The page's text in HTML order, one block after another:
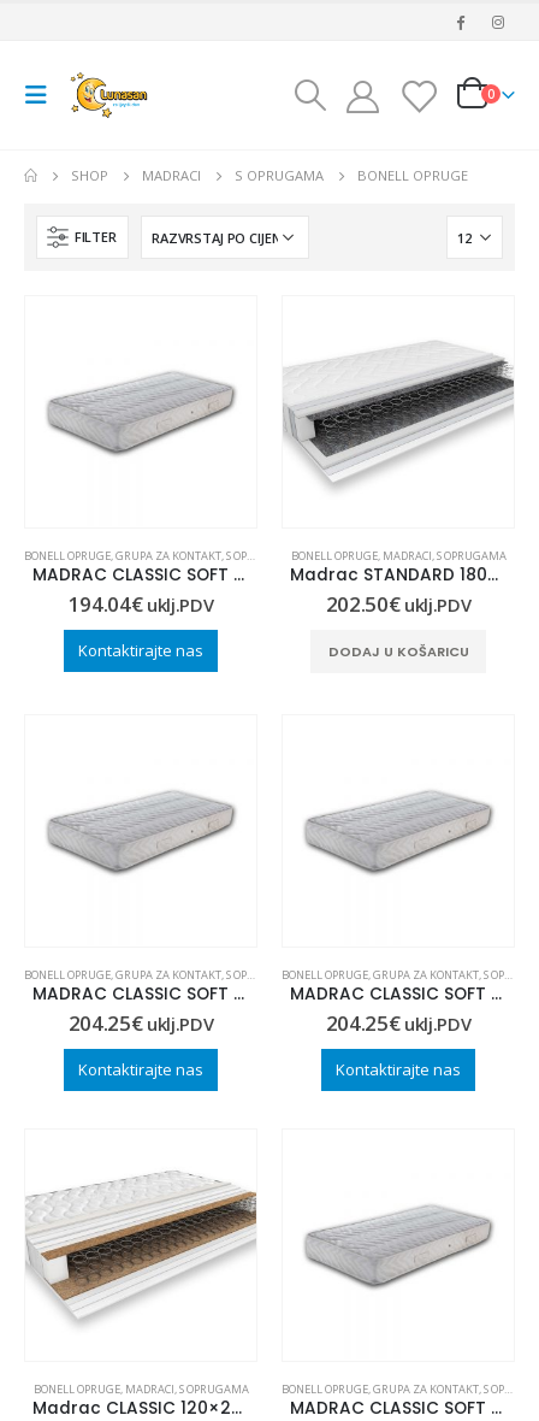
0
SHOP MADRACI S OPRUGAMA BONELL OPRUGE
FILTER
BONELL OPRUGE,GRUPA ZA KONTAKT,S OPRUGAMA
MADRAC CLASSIC SOFT 90×190
194.04€ uklj.PDV
Kontaktirajte nas
BONELL OPRUGE, MADRACI,S OPRUGAMA
Madrac STANDARD 180×200
202.50€ uklj.PDV
DODAJ U KOŠARICU
BONELL OPRUGE,GRUPA ZA KONTAKT,S OPRUGAMA
MADRAC CLASSIC SOFT 80×200
204.25€ uklj.PDV
Kontaktirajte nas
BONELL OPRUGE,GRUPA ZA KONTAKT,S OPRUGAMA
MADRAC CLASSIC SOFT 90×200
204.25€ uklj.PDV
Kontaktirajte nas
BONELL OPRUGE, MADRACI,S OPRUGAMA
Madrac CLASSIC 120×200
BONELL OPRUGE,GRUPA ZA KONTAKT,S OPRUGAMA
MADRAC CLASSIC SOFT 80×210